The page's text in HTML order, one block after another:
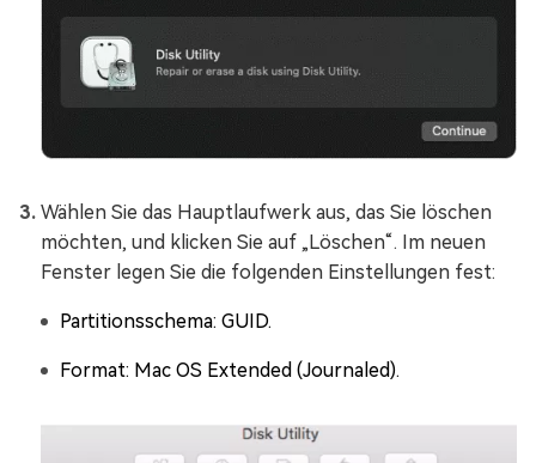
Wählen Sie das Hauptlaufwerk aus, das Sie löschen
möchten, und klicken Sie auf „Löschen“. Im neuen
Fenster legen Sie die folgenden Einstellungen fest:
Partitionsschema: GUID.
Format: Mac OS Extended (Journaled).